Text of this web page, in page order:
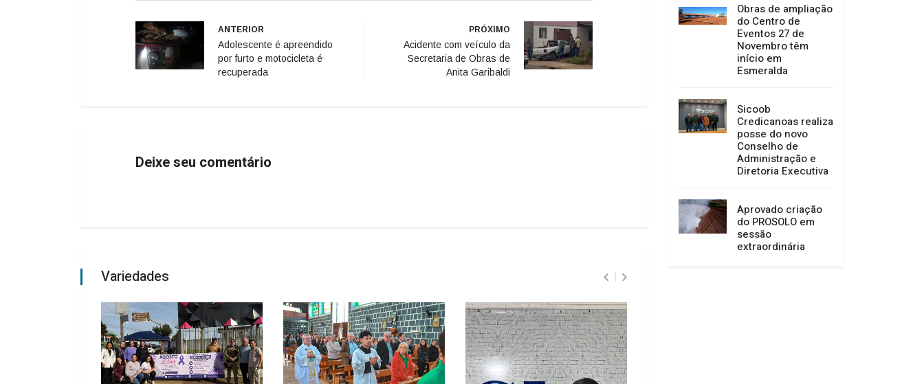
ANTERIOR
Adolescente é apreendido
por furto e motocicleta é
recuperada
PRÓXIMO
Acidente com veículo da
Secretaria de Obras de
Anita Garibaldi
Deixe seu comentário
Variedades
Obras de ampliação
do Centro de
Eventos 27 de
Novembro têm
início em
Esmeralda
Sicoob
Credicanoas realiza
posse do novo
Conselho de
Administração e
Diretoria Executiva
Aprovado criação
do PROSOLO em
sessão
extraordinária